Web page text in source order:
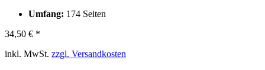
Umfang: 174 Seiten
34,50 € *
inkl. MwSt. zzgl. Versandkosten